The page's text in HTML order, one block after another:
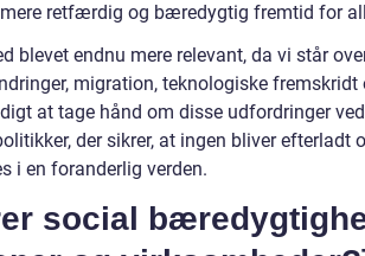
retfærdig og bæredygtig fremtid for
blevet endnu mere relevant, da vi står
migration, teknologiske fremskridt
at tage hånd om disse udfordringer
der sikrer, at ingen bliver efterladt
i en foranderlig verden.
social